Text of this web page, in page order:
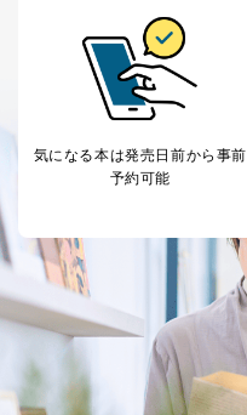
気になる本は発売日前から事前
予約可能